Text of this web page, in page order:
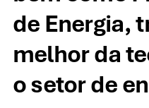
de Energia,
melhor da
o setor de